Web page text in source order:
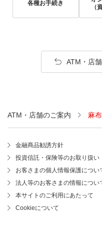
各種お手続き
（
ATM・店
ATM・店舗のご案内 麻
金融商品勧誘方針
投資信託・保険等のお取り扱い
お客さまの個人情報保護につい
法人等のお客さまの情報につい
本サイトのご利用にあたって
Cookieについて